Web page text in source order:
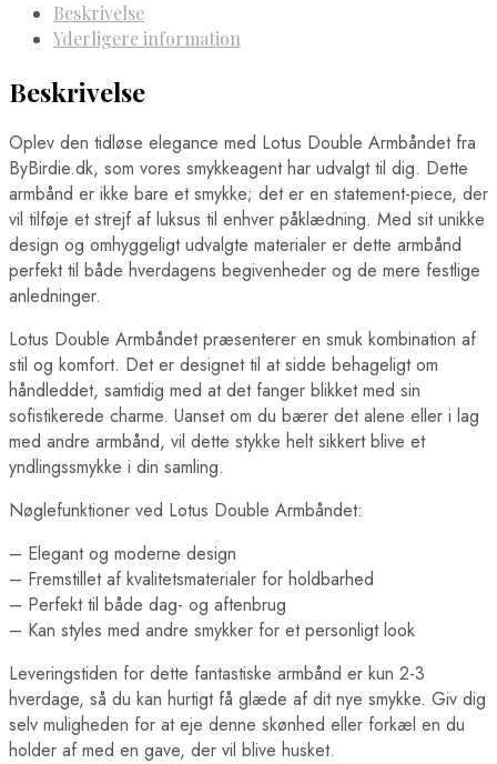
Beskrivelse
Yderligere information
Beskrivelse
Oplev den tidløse elegance med Lotus Double Armbåndet fra
ByBirdie.dk, som vores smykkeagent har udvalgt til dig. Dette
armbånd er ikke bare et smykke; det er en statement-piece, der
vil tilføje et strejf af luksus til enhver påklædning. Med sit unikke
design og omhyggeligt udvalgte materialer er dette armbånd
perfekt til både hverdagens begivenheder og de mere festlige
anledninger.
Lotus Double Armbåndet præsenterer en smuk kombination af
stil og komfort. Det er designet til at sidde behageligt om
håndleddet, samtidig med at det fanger blikket med sin
sofistikerede charme. Uanset om du bærer det alene eller i lag
med andre armbånd, vil dette stykke helt sikkert blive et
yndlingssmykke i din samling.
Nøglefunktioner ved Lotus Double Armbåndet:
– Elegant og moderne design
– Fremstillet af kvalitetsmaterialer for holdbarhed
– Perfekt til både dag- og aftenbrug
– Kan styles med andre smykker for et personligt look
Leveringstiden for dette fantastiske armbånd er kun 2-3
hverdage, så du kan hurtigt få glæde af dit nye smykke. Giv dig
selv muligheden for at eje denne skønhed eller forkæl en du
holder af med en gave, der vil blive husket.